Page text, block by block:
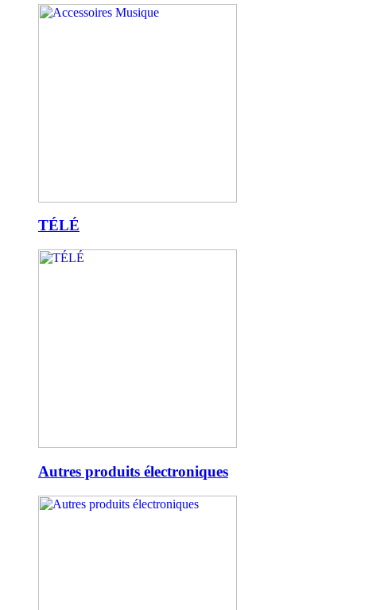
TÉLÉ
Autres produits électroniques